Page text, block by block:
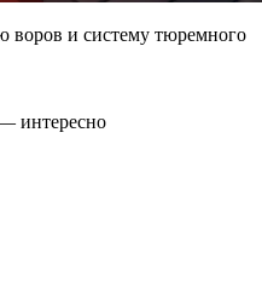
воров и систему тюремного
интересно